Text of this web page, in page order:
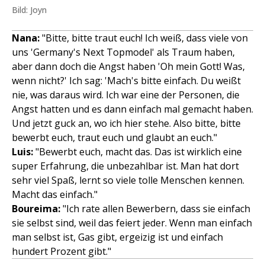
Bild: Joyn
Nana:"Bitte, bitte traut euch! Ich weiß, dass viele von
uns 'Germany's Next Topmodel' als Traum haben,
aber dann doch die Angst haben 'Oh mein Gott! Was,
wenn nicht?' Ich sag: 'Mach's bitte einfach. Du weißt
nie, was daraus wird. Ich war eine der Personen, die
Angst hatten und es dann einfach mal gemacht haben.
Und jetzt guck an, wo ich hier stehe. Also bitte, bitte
bewerbt euch, traut euch und glaubt an euch."
Luis:"Bewerbt euch, macht das. Das ist wirklich eine
super Erfahrung, die unbezahlbar ist. Man hat dort
sehr viel Spaß, lernt so viele tolle Menschen kennen.
Macht das einfach."
Boureima:"Ich rate allen Bewerbern, dass sie einfach
sie selbst sind, weil das feiert jeder. Wenn man einfach
man selbst ist, Gas gibt, ergeizig ist und einfach
hundert Prozent gibt."